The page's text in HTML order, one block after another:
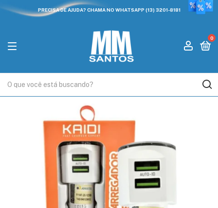
PRECISA DE AJUDA? CHAMA NO WHATSAPP (13) 3201-8181
0